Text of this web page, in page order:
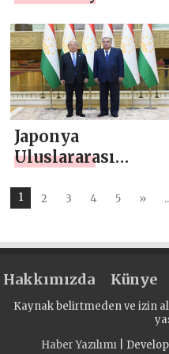
ulusun lideri
Emomali
Rahmon’un Bilgi
Günü konuşması
Japonya
Uluslararası
(JICA) Başkanı
görüşme
1 2 3 4 5 »
Hakkımızda Künye
Kaynak belirtmeden ve izin
Haber Yazılımı|